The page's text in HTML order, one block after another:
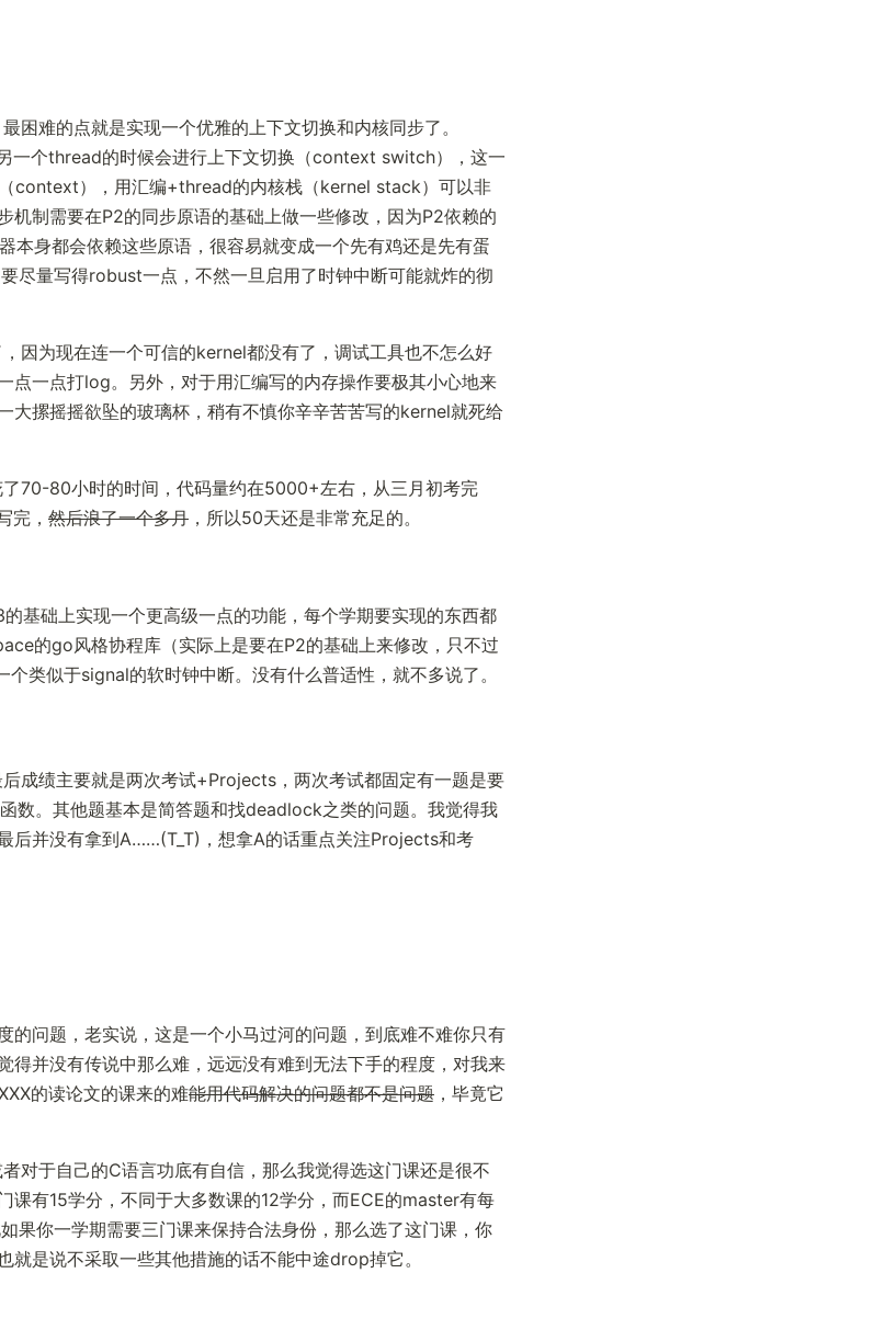
困难的点就是实现一个优雅的上下文切换和内核同步了。
一个thread的时候会进行上下文切换（context switch），这一
context），用汇编+thread的内核栈（kernel stack）可以非
机制需要在P2的同步原语的基础上做一些修改，因为P2依赖的
本身都会依赖这些原语，很容易就变成一个先有鸡还是先有蛋
尽量写得robust一点，不然一旦启用了时钟中断可能就炸的彻
因为现在连一个可信的kernel都没有了，调试工具也不怎么好
点一点打log。另外，对于用汇编写的内存操作要极其小心地来
大摞摇摇欲坠的玻璃杯，稍有不慎你辛辛苦苦写的kernel就死给
70-80小时的时间，代码量约在5000+左右，从三月初考完
完， 然后浪了一个多月 ，所以50天还是非常充足的。
基础上实现一个更高级一点的功能，每个学期要实现的东西都
的go风格协程库（实际上是要在P2的基础上来修改，只不过
类似于signal的软时钟中断。没有什么普适性，就不多说了。
成绩主要就是两次考试+Projects，两次考试都固定有一题是要
数。其他题基本是简答题和找deadlock之类的问题。我觉得我
后并没有拿到A……(T_T)，想拿A的话重点关注Projects和考
的问题，老实说，这是一个小马过河的问题，到底难不难你只有
得并没有传说中那么难，远远没有难到无法下手的程度，对我来
的读论文的课来的难能用代码解决的问题都不是问题 ，毕竟它
对于自己的C语言功底有自信，那么我觉得选这门课还是很不
课有15学分，不同于大多数课的12学分，而ECE的master有每
果你一学期需要三门课来保持合法身份，那么选了这门课，你
就是说不采取一些其他措施的话不能中途drop掉它。